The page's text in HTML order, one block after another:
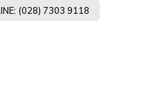
(028) 7303 9118